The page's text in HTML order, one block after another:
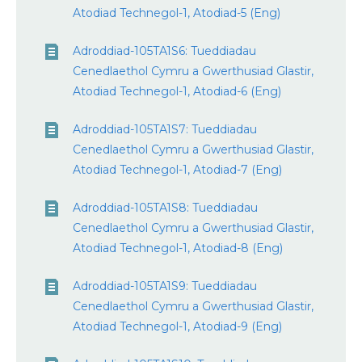
Atodiad Technegol-1, Atodiad-5 (Eng)
Adroddiad-105TA1S6: Tueddiadau
Cenedlaethol Cymru a Gwerthusiad Glastir,
Atodiad Technegol-1, Atodiad-6 (Eng)
Adroddiad-105TA1S7: Tueddiadau
Cenedlaethol Cymru a Gwerthusiad Glastir,
Atodiad Technegol-1, Atodiad-7 (Eng)
Adroddiad-105TA1S8: Tueddiadau
Cenedlaethol Cymru a Gwerthusiad Glastir,
Atodiad Technegol-1, Atodiad-8 (Eng)
Adroddiad-105TA1S9: Tueddiadau
Cenedlaethol Cymru a Gwerthusiad Glastir,
Atodiad Technegol-1, Atodiad-9 (Eng)